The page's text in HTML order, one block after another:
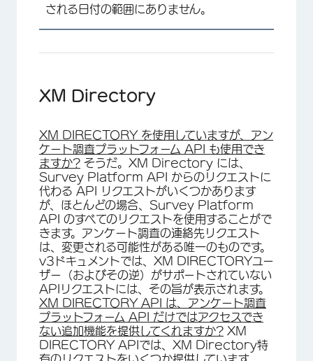
される日付の範囲にありません。
XM Directory
XM DIRECTORY を使用していますが、アン
ケート調査プラットフォーム API も使用でき
ますか? そうだ。XM Directory には、
Survey Platform API からのリクエストに
代わる API リクエストがいくつかあります
が、ほとんどの場合、Survey Platform
API のすべてのリクエストを使用することがで
きます。アンケート調査の連絡先リクエスト
は、変更される可能性がある唯一のものです。
v3ドキュメントでは、XM DIRECTORYユー
ザー（およびその逆）がサポートされていない
APIリクエストには、その旨が表示されます。
XM DIRECTORY API は、アンケート調査
プラットフォーム API だけではアクセスでき
ない追加機能を提供してくれますか? XM
DIRECTORY APIでは、XM Directory特